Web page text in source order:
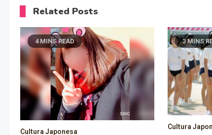
Related Posts
4 MINS READ
Cultura Japonesa
3 MINS
Cultura